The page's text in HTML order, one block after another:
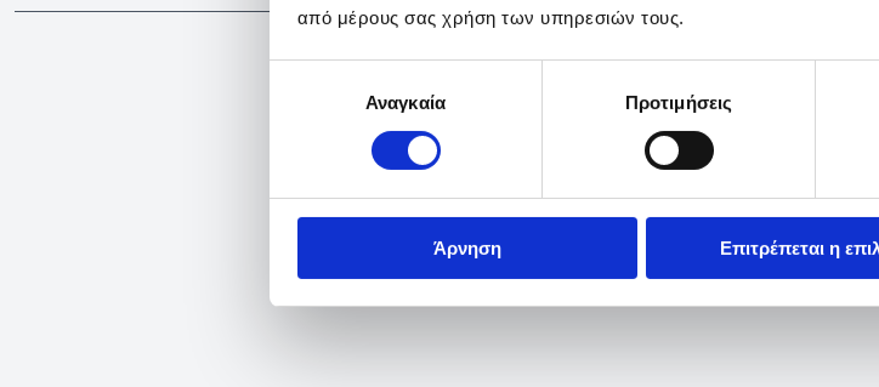
από μέρους σας χρήση των υπηρεσιών τους.
συγκατάθεσηςΑναγκαία Προτιμήσεις
Άρνηση Επιτρέπεται η